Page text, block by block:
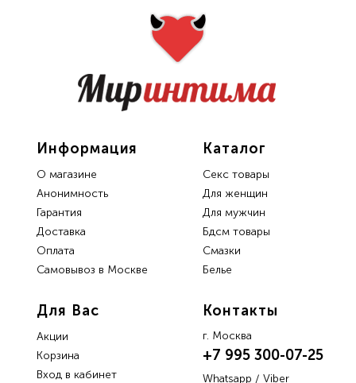
Каталог
Секс товары
Для женщин
Для мужчин
Бдсм товары
Смазки
Белье
Информация
О магазине
Анонимность
Гарантия
Доставка
Oплата
Самовывоз в Москве
Для Вас
Акции
Корзина
Вход в кабинет
Контакты
г. Москва
+7 995 300-07-25
Whatsapp / Viber